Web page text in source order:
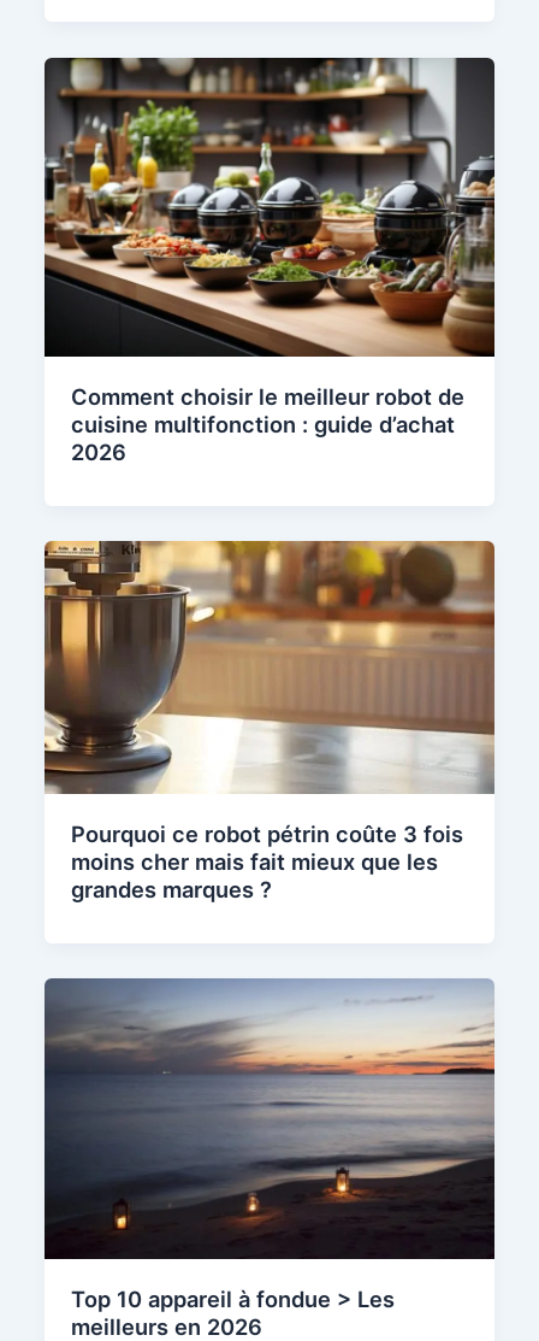
Comment choisir le meilleur robot de
cuisine multifonction : guide d’achat
2026
Pourquoi ce robot pétrin coûte 3 fois
moins cher mais fait mieux que les
grandes marques ?
Top 10 appareil à fondue > Les
meilleurs en 2026